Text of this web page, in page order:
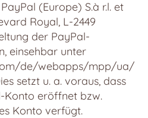
(Europe) S.à r.l. et
Royal, L-2449
der PayPal-
einsehbar unter
de/webapps/mpp/ua/
setzt u. a. voraus, dass
Konto eröffnet bzw.
Konto verfügt.